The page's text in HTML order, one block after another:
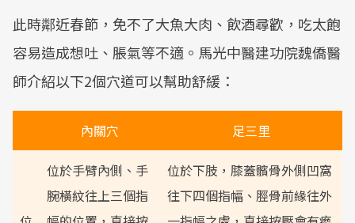
此時鄰近春節，免不了大魚大肉、飲酒尋歡，吃太飽
容易造成想吐、脹氣等不適。馬光中醫建功院魏僑醫
師介紹以下2個穴道可以幫助舒緩：
內關穴 足三里
位於手臂內側、手
腕橫紋往上三個指
位於下肢，膝蓋髕骨外側凹窩
往下四個指幅、脛骨前緣往外